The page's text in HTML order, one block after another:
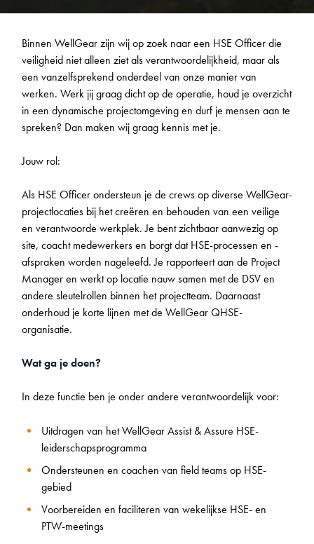
Binnen WellGear zijn wij op zoek naar een HSE Officer die
veiligheid niet alleen ziet als verantwoordelijkheid, maar als
een vanzelfsprekend onderdeel van onze manier van
werken. Werk jij graag dicht op de operatie, houd je overzicht
in een dynamische projectomgeving en durf je mensen aan te
spreken? Dan maken wij graag kennis met je.
Jouw rol:
Als HSE Officer ondersteun je de crews op diverse WellGear-
projectlocaties bij het creëren en behouden van een veilige
en verantwoorde werkplek. Je bent zichtbaar aanwezig op
site, coacht medewerkers en borgt dat HSE-processen en -
afspraken worden nageleefd. Je rapporteert aan de Project
Manager en werkt op locatie nauw samen met de DSV en
andere sleutelrollen binnen het projectteam. Daarnaast
onderhoud je korte lijnen met de WellGear QHSE-
organisatie.
Wat ga je doen?
In deze functie ben je onder andere verantwoordelijk voor:
Uitdragen van het WellGear Assist & Assure HSE-
leiderschapsprogramma
Ondersteunen en coachen van field teams op HSE-
gebied
Voorbereiden en faciliteren van wekelijkse HSE- en
PTW-meetings